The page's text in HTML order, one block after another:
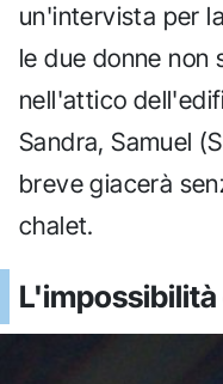
un'intervista per
le due donne non
nell'attico
Sandra, Samuel
breve giacerà
chalet.